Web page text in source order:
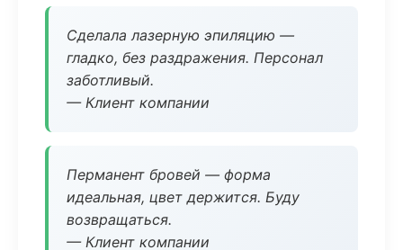
Сделала лазерную эпиляцию —
гладко, без раздражения. Персонал
заботливый.
— Клиент компании
Перманент бровей — форма
идеальная, цвет держится. Буду
возвращаться.
— Клиент компании